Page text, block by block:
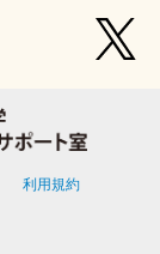
利用規約